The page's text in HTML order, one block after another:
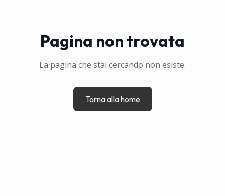
Pagina non trovata
La pagina che stai cercando non esiste.
Torna alla home